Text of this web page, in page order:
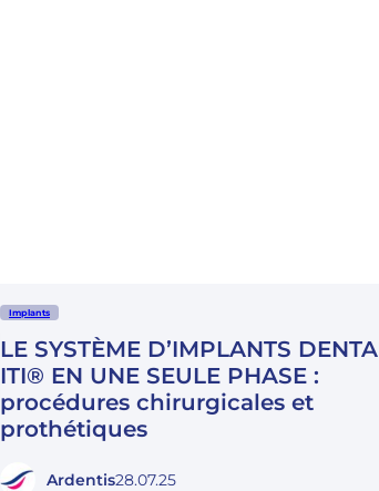
Implants
LE SYSTÈME D’IMPLANTS
ITI® EN UNE SEULE PHASE :
procédures chirurgicales et
prothétiques
Ardentis28.07.25